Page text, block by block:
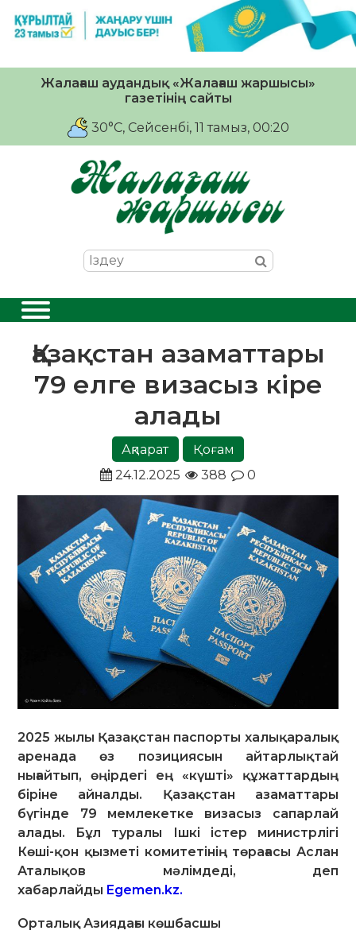
Жалағаш аудандық «Жалағаш жаршысы»
газетінің сайты
30°C, Сейсенбі, 11 тамыз, 00:20
Қазақстан азаматтары
79 елге визасыз кіре
алады
Ақпарат
Қоғам
24.12.2025
388 0
2025 жылы Қазақстан паспорты халықаралық
аренада өз позициясын айтарлықтай
нығайтып, өңірдегі ең «күшті» құжаттардың
біріне айналды. Қазақстан азаматтары
бүгінде 79 мемлекетке визасыз сапарлай
алады. Бұл туралы Ішкі істер министрлігі
Көші-қон қызметі комитетінің төрағасы Аслан
Аталықов мәлімдеді, деп
хабарлайды Egemen.kz.
Орталық Азиядағы көшбасшы